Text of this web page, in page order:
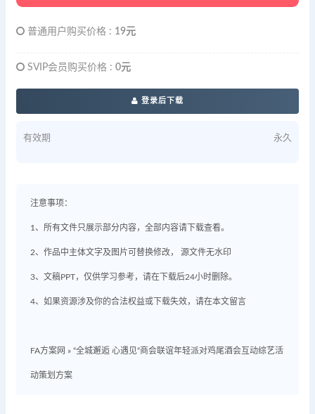
普通用户购买价格 : 19元
SVIP会员购买价格 : 0元
登录后下载
有效期 永久
注意事项：
1、所有文件只展示部分内容，全部内容请下载查看。
2、作品中主体文字及图片可替换修改， 源文件无水印
3、文稿PPT，仅供学习参考，请在下载后24小时删除。
4、如果资源涉及你的合法权益或下载失效，请在本文留言
FA方案网 » “全城邂逅 心遇见“商会联谊年轻派对鸡尾酒会互动综艺活
动策划方案